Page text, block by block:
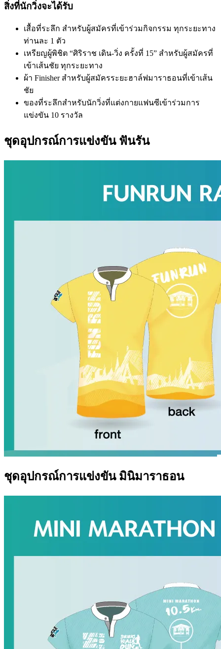
สิ่งที่นักวิ่งจะได้รับ
เสื้อที่ระลึก สำหรับผู้สมัครที่เข้าร่วมกิจกรรม ทุกระยะทาง
ท่านละ 1 ตัว
เหรียญผู้พิชิต “ศิริราช เดิน-วิ่ง ครั้งที่ 15” สำหรับผู้สมัครที่
เข้าเส้นชัย ทุกระยะทาง
ผ้า Finisher สำหรับผู้สมัครระยะฮาล์ฟมาราธอนที่เข้าเส้น
ชัย
ของที่ระลึกสำหรับนักวิ่งที่แต่งกายแฟนซีเข้าร่วมการ
แข่งขัน 10 รางวัล
ชุดอุปกรณ์การแข่งขัน ฟันรัน
ชุดอุปกรณ์การแข่งขัน มินิมาราธอน